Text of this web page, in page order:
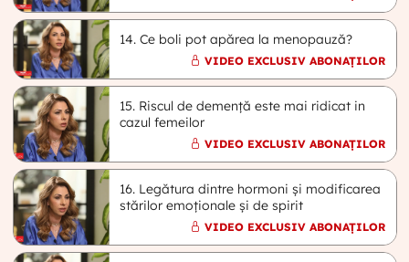
14. Ce boli pot apărea la menopauză?
VIDEO EXCLUSIV ABONAȚILOR
15. Riscul de demență este mai ridicat in
cazul femeilor
VIDEO EXCLUSIV ABONAȚILOR
16. Legătura dintre hormoni și modificarea
stărilor emoționale și de spirit
VIDEO EXCLUSIV ABONAȚILOR